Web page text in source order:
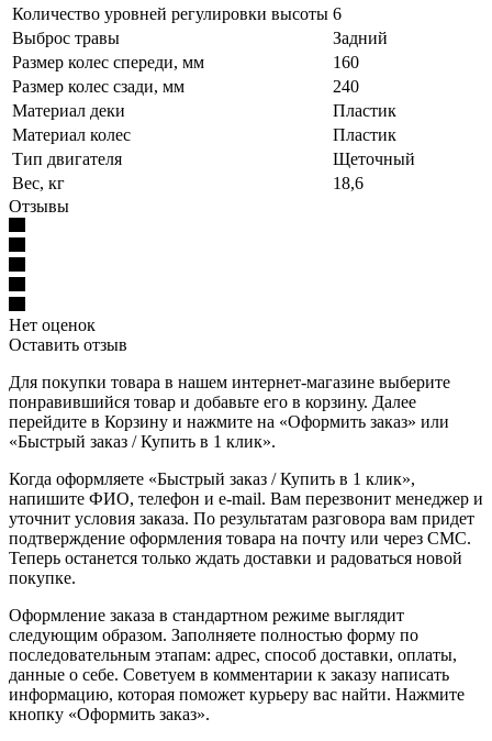
Количество уровней регулировки высоты 6
Выброс травы
Задний
Размер колес спереди, мм
160
Размер колес сзади, мм
240
Материал деки
Пластик
Материал колес
Пластик
Тип двигателя
Щеточный
Вес, кг
18,6
Отзывы
Нет оценок
Оставить отзыв
Для покупки товара в нашем интернет-магазине выберите
понравившийся товар и добавьте его в корзину. Далее
перейдите в Корзину и нажмите на «Оформить заказ» или
«Быстрый заказ / Купить в 1 клик».
Когда оформляете «Быстрый заказ / Купить в 1 клик»,
напишите ФИО, телефон и e-mail. Вам перезвонит менеджер и
уточнит условия заказа. По результатам разговора вам придет
подтверждение оформления товара на почту или через СМС.
Теперь останется только ждать доставки и радоваться новой
покупке.
Оформление заказа в стандартном режиме выглядит
следующим образом. Заполняете полностью форму по
последовательным этапам: адрес, способ доставки, оплаты,
данные о себе. Советуем в комментарии к заказу написать
информацию, которая поможет курьеру вас найти. Нажмите
кнопку «Оформить заказ».